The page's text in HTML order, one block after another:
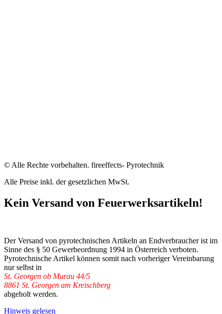
© Alle Rechte vorbehalten. fireeffects- Pyrotechnik
Alle Preise inkl. der gesetzlichen MwSt.
Kein Versand von Feuerwerksartikeln!
Der Versand von pyrotechnischen Artikeln an Endverbraucher ist im
Sinne des § 50 Gewerbeordnung 1994 in Österreich verboten.
Pyrotechnische Artikel können somit nach vorheriger Vereinbarung
nur selbst in
St. Georgen ob Murau 44/5
8861 St. Georgen am Kreischberg
abgeholt werden.
Hinweis gelesen